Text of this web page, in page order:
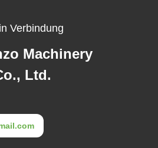
Verbindung
Machinery
Ltd.